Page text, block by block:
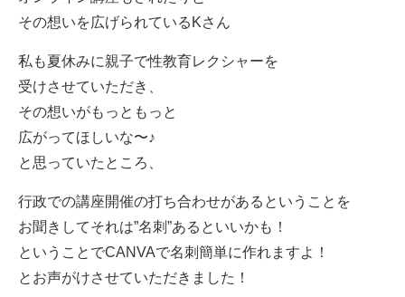
その想いを広げられているKさん
私も夏休みに親子で性教育レクシャーを
受けさせていただき、
その想いがもっともっと
広がってほしいな〜♪
と思っていたところ、
行政での講座開催の打ち合わせがあるということを
お聞きしてそれは”名刺”あるといいかも！
ということでCANVAで名刺簡単に作れますよ！
とお声がけさせていただきました！